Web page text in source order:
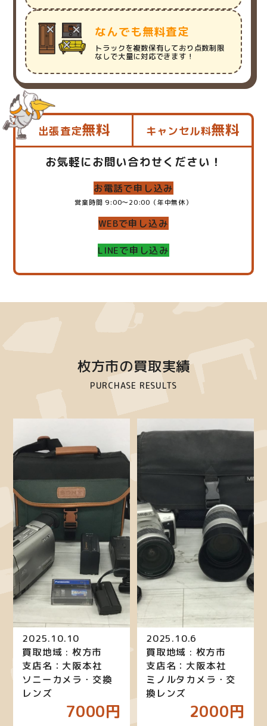
なんでも無料査定
トラックを複数保有しており点数制限
なしで大量に対応できます！
出張査定無料 キャンセル料無料
お気軽にお問い合わせください！
お電話で申し込み
営業時間 9:00～20:00（年中無休）
WEBで申し込み
LINEで申し込み
枚方市の買取実績
PURCHASE RESULTS
2025.10.10
買取地域 : 枚方市
支店名：大阪本社
ソニーカメラ・交換
レンズ
7000円
2025.10.6
買取地域 : 枚方市
支店名：大阪本社
ミノルタカメラ・交
換レンズ
2000円